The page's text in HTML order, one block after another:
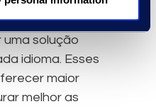
de caso
solução
idioma. Esses
maior
melhor as